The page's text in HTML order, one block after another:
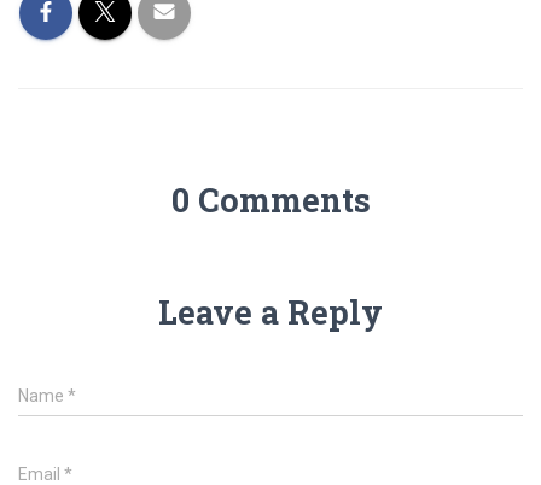
0 Comments
Leave a Reply
Name *
Email *